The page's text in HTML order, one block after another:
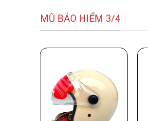
MŨ BẢO HIỂM 3/4